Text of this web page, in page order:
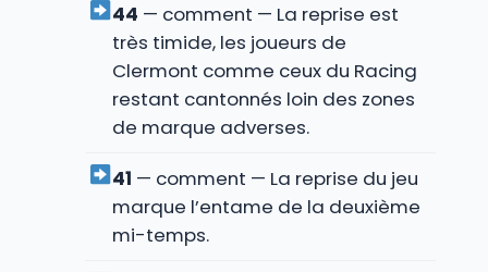
44 — comment — La reprise est
très timide, les joueurs de
Clermont comme ceux du Racing
restant cantonnés loin des zones
de marque adverses.
41 — comment — La reprise du jeu
marque l’entame de la deuxième
mi-temps.